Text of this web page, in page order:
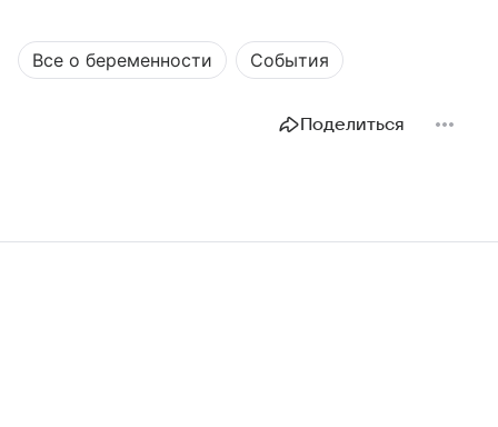
Все о беременности События
Поделиться